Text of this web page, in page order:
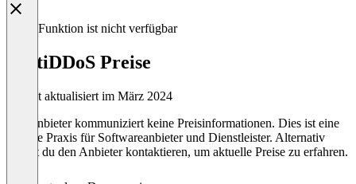
Diese Funktion ist nicht verfügbar
FortiDDoS Preise
Zuletzt aktualisiert im März 2024
Der Anbieter kommuniziert keine Preisinformationen. Dies ist eine
übliche Praxis für Softwareanbieter und Dienstleister. Alternativ
kannst du den Anbieter kontaktieren, um aktuelle Preise zu erfahren.